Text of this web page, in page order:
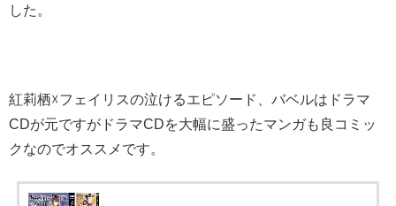
した。
紅莉栖☓フェイリスの泣けるエピソード、バベルはドラマ
CDが元ですがドラマCDを大幅に盛ったマンガも良コミッ
クなのでオススメです。